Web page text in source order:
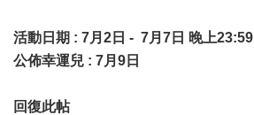
活動日期 : 7月2日 - 7月7日 晚上23:59
公佈幸運兒 : 7月9日
回復此帖